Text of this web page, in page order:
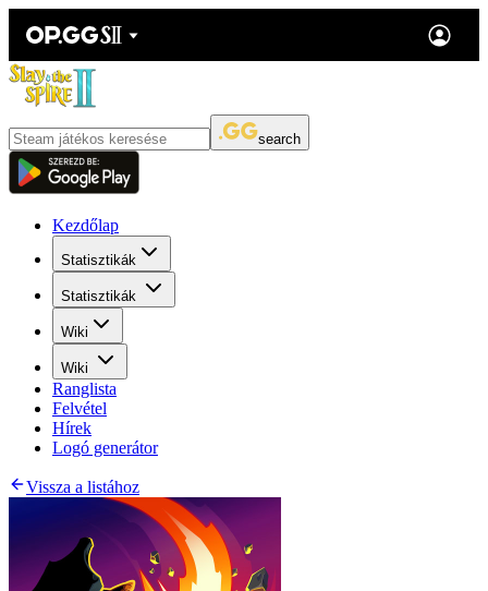
search
Kezdőlap
Statisztikák
Statisztikák
Wiki
Wiki
Ranglista
Felvétel
Hírek
Logó generátor
Vissza a listához